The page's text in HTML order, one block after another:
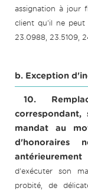
assignation à jour
client qu'il ne peut
23.0988, 23.5109,
b. Exception
10.
correspondant,
mandat au
d'honoraires
antérieurement
d'exécuter son
probité, de